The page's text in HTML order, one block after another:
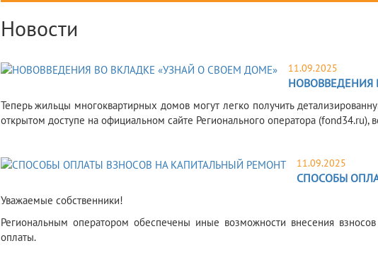
Новости
11.09.2025
НОВОВВЕДЕНИЯ
Теперь жильцы многоквартирных домов могут легко получить
открытом доступе на официальном сайте Регионального оператора (fond34.ru),
11.09.2025
СПОСОБЫ
Уважаемые собственники!
Региональным оператором обеспечены иные возможности внесения
оплаты.